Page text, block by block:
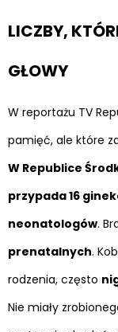
LICZBY,
GŁOWY
W reportażu TV
pamięć, ale które
W Republice
przypada 16
neonatologów.
prenatalnych.
rodzenia, często
Nie miały